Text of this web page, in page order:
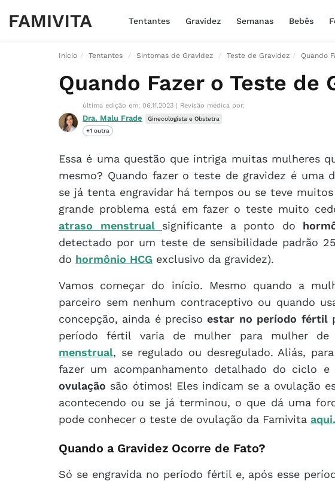
Tentantes Gravidez Semanas Bebês
Início Tentantes Sintomas de Gravidez Teste de Gravidez Quando
Quando Fazer o Teste de
última edição em: 06.11.2023 | Revisão médica por:
Dra. Malu Frade
Ginecologista e Obstetra
+1 outra
Essa é uma questão que intriga muitas mulheres
mesmo? Quando fazer o teste de gravidez é uma
se já tenta engravidar há tempos ou se teve
grande problema está em fazer o teste muito
atraso menstrual significante a ponto do
detectado por um teste de sensibilidade padrão
do hormônio HCG exclusivo da gravidez).
Vamos começar do início. Mesmo quando a
parceiro sem nenhum contraceptivo ou quando
concepção, ainda é precisoestar no período fértil
período fértil varia de mulher para mulher
menstrual, se regulado ou desregulado. Aliás,
fazer um acompanhamento detalhado do ciclo e
ovulação são ótimos! Eles indicam se a ovulação
acontecendo ou se já terminou, o que dá uma
pode conhecer o teste de ovulação da Famivita aqui.
Quando a Gravidez Ocorre de Fato?
Só se engravida no período fértil e, após esse